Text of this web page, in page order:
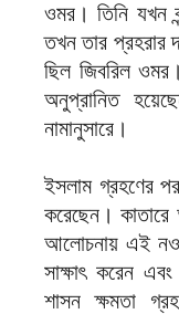
ওমর। তিনি যখন
তখন তার প্রহরার
ছিল জিবরিল
অনুপ্রানিত
নামানুসারে।
ইসলাম গ্রহণের পর
করেছেন। কাতারে
আলোচনায় এই
সাক্ষাৎ করেন
শাসন ক্ষমতা